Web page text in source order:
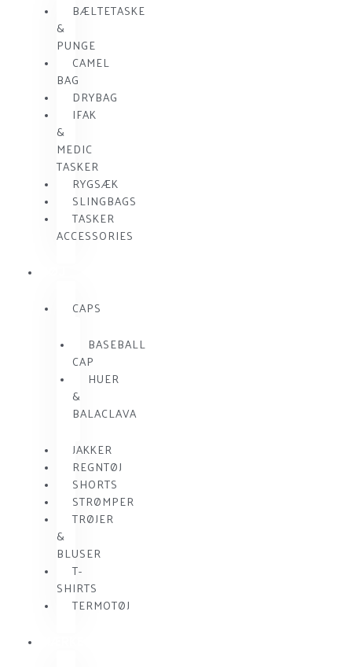
BÆLTETASKE
&
PUNGE
CAMEL
BAG
DRYBAG
IFAK
&
MEDIC
TASKER
RYGSÆK
SLINGBAGS
TASKER
ACCESSORIES
CAPS
BASEBALL
CAP
HUER
&
BALACLAVA
JAKKER
REGNTØJ
SHORTS
STRØMPER
TRØJER
&
BLUSER
T-
SHIRTS
TERMOTØJ